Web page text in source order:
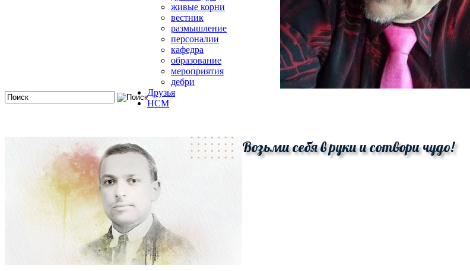
Возьми себя в руки и сотвори чудо!
живые корни
вестник
размышление
персоналии
кафедра
образование
мероприятия
дебри
Друзья
HCM